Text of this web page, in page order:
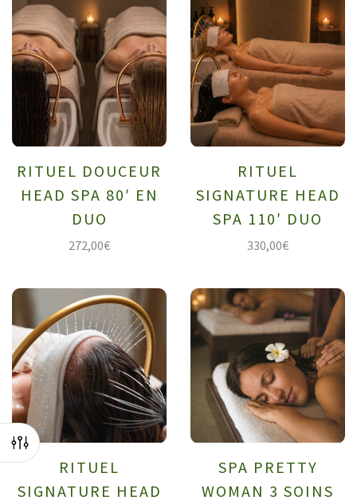
RITUEL DOUCEUR
HEAD SPA 80′ EN
DUO
272,00€
RITUEL
SIGNATURE HEAD
SPA 110′ DUO
330,00€
RITUEL
SIGNATURE HEAD
SPA PRETTY
WOMAN 3 SOINS